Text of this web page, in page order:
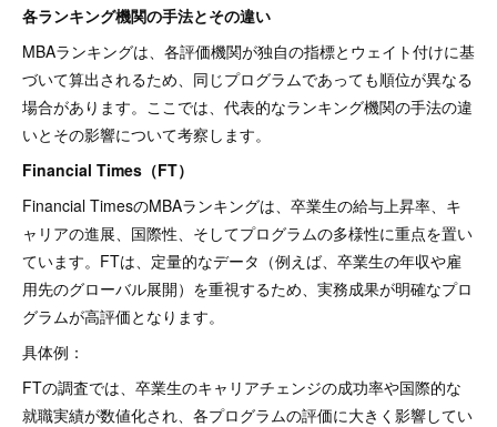
各ランキング機関の手法とその違い
MBAランキングは、各評価機関が独自の指標とウェイト付けに基
づいて算出されるため、同じプログラムであっても順位が異なる
場合があります。ここでは、代表的なランキング機関の手法の違
いとその影響について考察します。
Financial Times（FT）
Financial TimesのMBAランキングは、卒業生の給与上昇率、キ
ャリアの進展、国際性、そしてプログラムの多様性に重点を置い
ています。FTは、定量的なデータ（例えば、卒業生の年収や雇
用先のグローバル展開）を重視するため、実務成果が明確なプロ
グラムが高評価となります。
具体例：
FTの調査では、卒業生のキャリアチェンジの成功率や国際的な
就職実績が数値化され、各プログラムの評価に大きく影響してい